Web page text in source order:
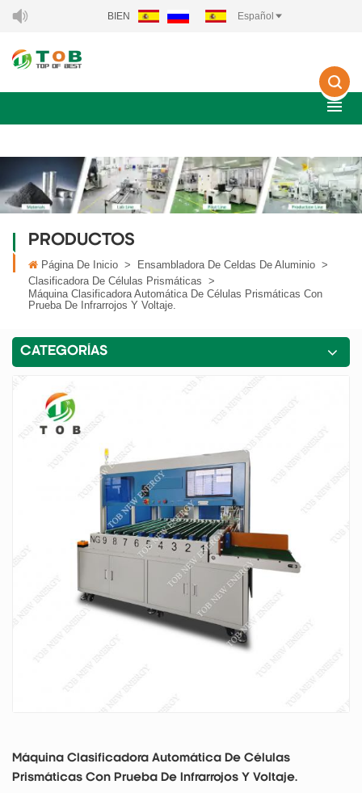
BIENVENIDO A XIAMEN TOB NEW ENERGY TECHNOLOGY CO.,
Español
PRODUCTOS
Página De Inicio > Ensambladora De Celdas De Aluminio >
Clasificadora De Células Prismáticas >
Máquina Clasificadora Automática De Células Prismáticas Con
Prueba De Infrarrojos Y Voltaje.
CATEGORÍAS
Máquina Clasificadora Automática De Células
Prismáticas Con Prueba De Infrarrojos Y Voltaje.